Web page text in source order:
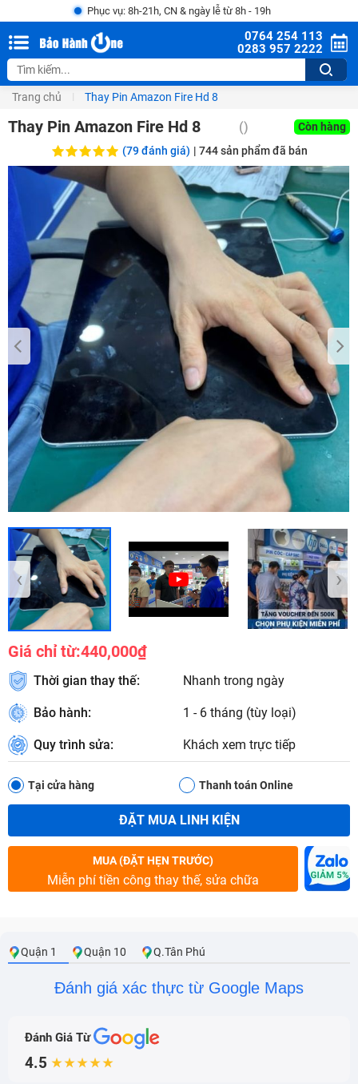
Phục vụ: 8h-21h, CN & ngày lễ từ 8h - 19h
0764 254 113
0283 957 2222
Trang chủ Thay Pin Amazon Fire Hd 8
Thay Pin Amazon Fire Hd 8 ()
Còn hàng
(79 đánh giá) | 744sản phẩm đã bán
‹ ›
Giá chỉ từ:440,000₫
Thời gian thay thế: Nhanh trong ngày
Bảo hành: 1 - 6 tháng (tùy loại)
Quy trình sửa: Khách xem trực tiếp
Tại cửa hàng Thanh toán Online
ĐẶT MUA LINH KIỆN
MUA (ĐẶT HẸN TRƯỚC)
Miễn phí tiền công thay thế, sửa chữa
Quận 1 Quận 10 Q.Tân Phú
Đánh giá xác thực từ Google Maps
Đánh Giá Từ
4.5 ★★★★★